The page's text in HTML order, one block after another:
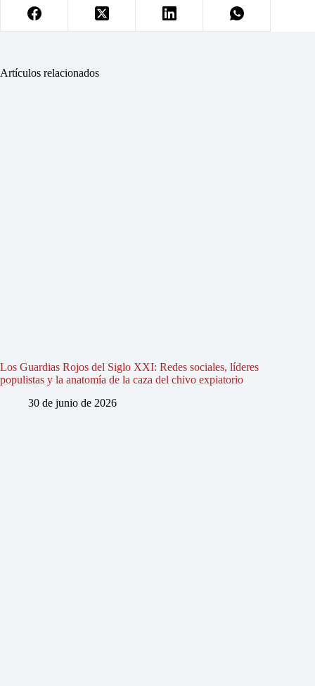
Artículos relacionados
Los Guardias Rojos del Siglo XXI: Redes sociales, líderes
populistas y la anatomía de la caza del chivo expiatorio
30 de junio de 2026